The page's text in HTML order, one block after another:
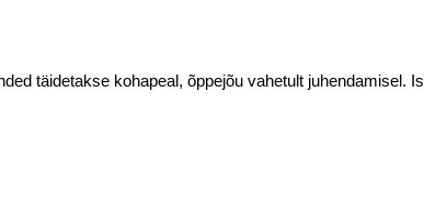
täidetakse kohapeal, õppejõu vahetult juhendamisel.